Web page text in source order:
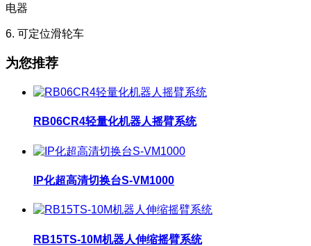
电器
6. 可定位滑轮车
为您推荐
RB06CR4轻量化机器人摇臂系统
IP化超高清切换台S-VM1000
RB15TS-10M机器人伸缩摇臂系统